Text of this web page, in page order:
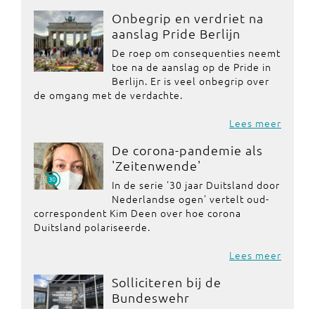
Onbegrip en verdriet na
aanslag Pride Berlijn
De roep om consequenties neemt
toe na de aanslag op de Pride in
Berlijn. Er is veel onbegrip over
de omgang met de verdachte.
Lees meer
De corona-pandemie als
'Zeitenwende'
In de serie '30 jaar Duitsland door
Nederlandse ogen' vertelt oud-
correspondent Kim Deen over hoe corona
Duitsland polariseerde.
Lees meer
Solliciteren bij de
Bundeswehr